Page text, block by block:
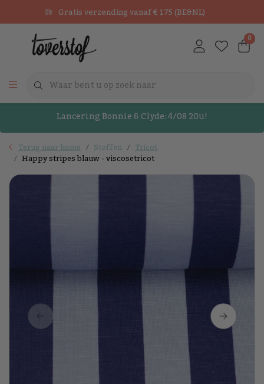
Gratis verzending vanaf € 175 (BE&NL)
0
Lancering Bonnie & Clyde: 4/08 20u!
Terug naar home Stoffen Tricot
Happy stripes blauw - viscosetricot